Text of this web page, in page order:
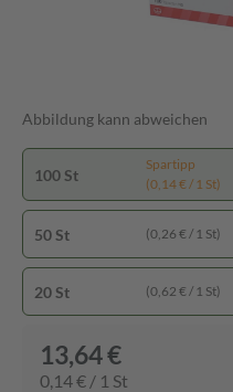
Abbildung kann abweichen
100 St
Spartipp
(0,14 € / 1 St)
50 St (0,26 € / 1 St)
20 St (0,62 € / 1 St)
13,64 €
0,14 € / 1 St